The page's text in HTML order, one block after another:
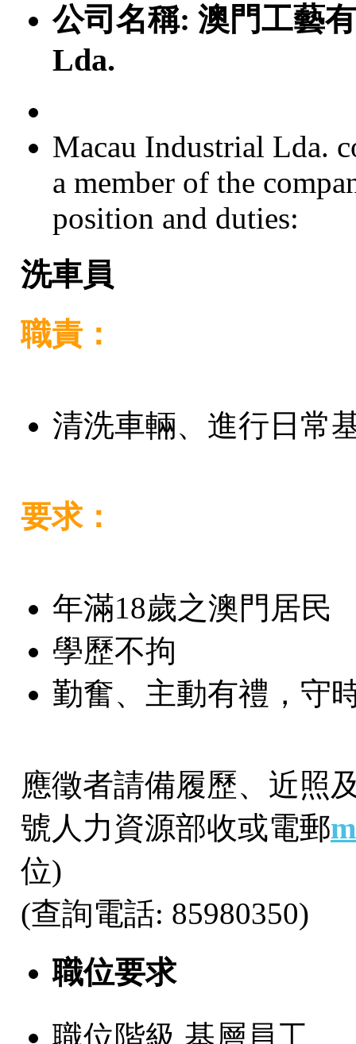
公司名稱: 澳門工藝
Lda.
Macau Industrial Lda.
a member of the
position and duties:
洗車員
職責：
清洗車輛、進行日常
要求：
年滿18歲之澳門居民
學歷不拘
勤奮、主動有禮，守
應徵者請備履歷、近照
號人力資源部收或電郵
位)
(查詢電話: 85980350)
職位要求
職位階級 基層員工